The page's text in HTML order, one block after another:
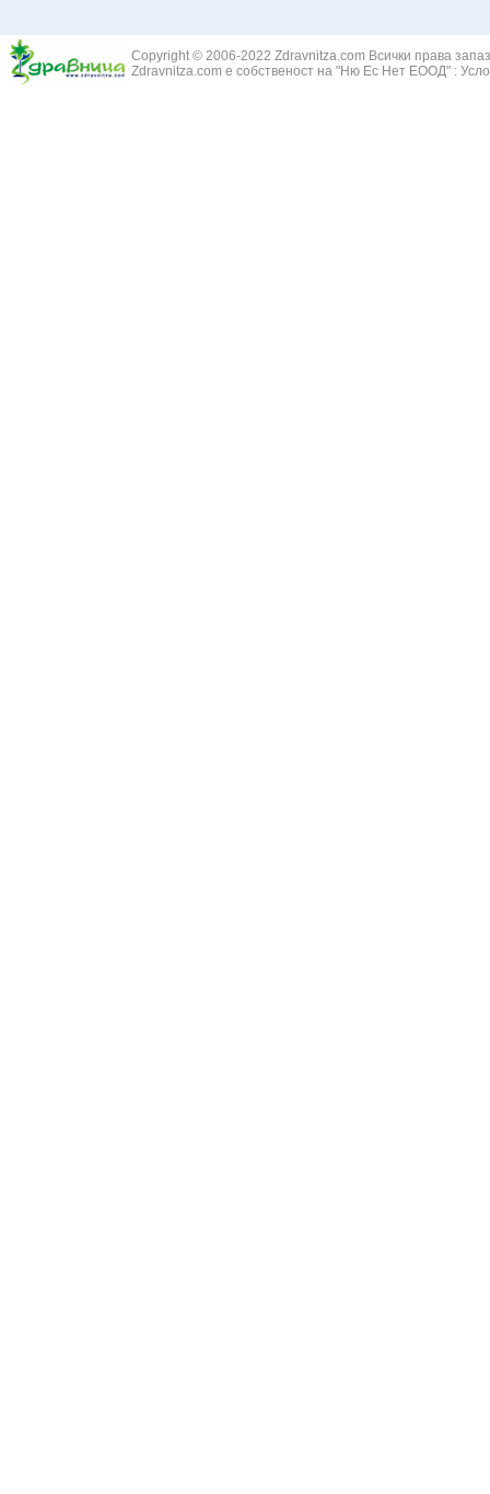
Copyright © 2006-2022 Zdravnitza.com Всички права
Zdravnitza.com е собственост на "Ню Ес Нет ЕООД" :